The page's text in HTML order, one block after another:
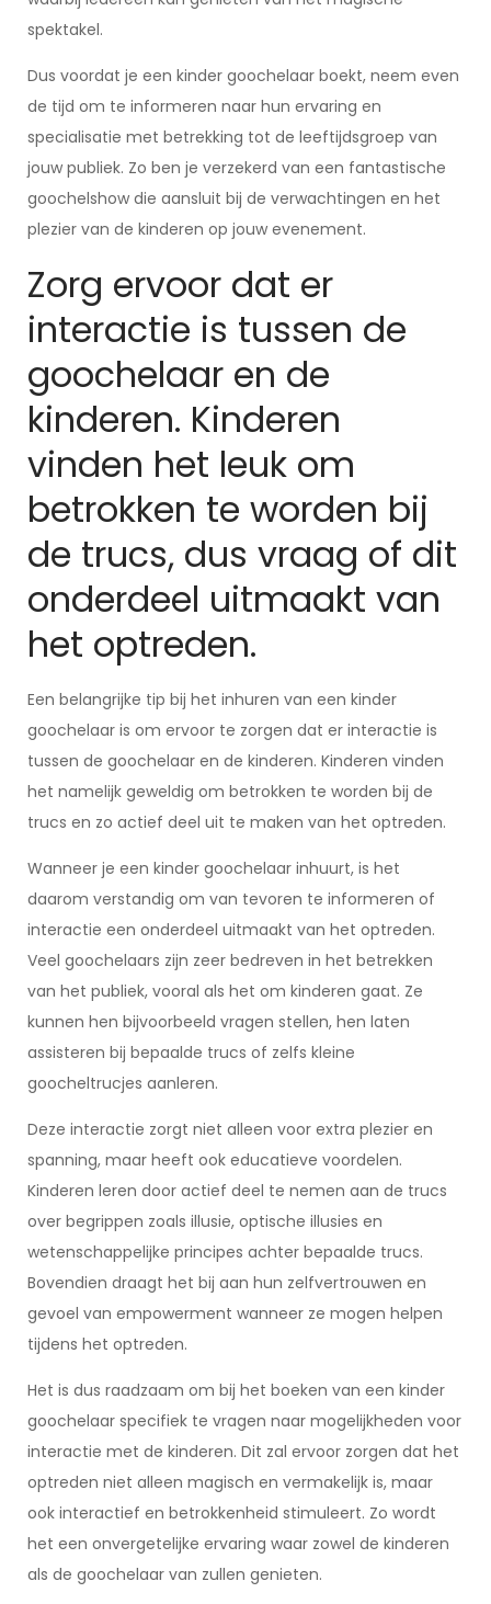
spektakel.
Dus voordat je een kinder goochelaar boekt, neem even
de tijd om te informeren naar hun ervaring en
specialisatie met betrekking tot de leeftijdsgroep van
jouw publiek. Zo ben je verzekerd van een fantastische
goochelshow die aansluit bij de verwachtingen en het
plezier van de kinderen op jouw evenement.
Zorg ervoor dat er
interactie is tussen de
goochelaar en de
kinderen. Kinderen
vinden het leuk om
betrokken te worden bij
de trucs, dus vraag of dit
onderdeel uitmaakt van
het optreden.
Een belangrijke tip bij het inhuren van een kinder
goochelaar is om ervoor te zorgen dat er interactie is
tussen de goochelaar en de kinderen. Kinderen vinden
het namelijk geweldig om betrokken te worden bij de
trucs en zo actief deel uit te maken van het optreden.
Wanneer je een kinder goochelaar inhuurt, is het
daarom verstandig om van tevoren te informeren of
interactie een onderdeel uitmaakt van het optreden.
Veel goochelaars zijn zeer bedreven in het betrekken
van het publiek, vooral als het om kinderen gaat. Ze
kunnen hen bijvoorbeeld vragen stellen, hen laten
assisteren bij bepaalde trucs of zelfs kleine
goocheltrucjes aanleren.
Deze interactie zorgt niet alleen voor extra plezier en
spanning, maar heeft ook educatieve voordelen.
Kinderen leren door actief deel te nemen aan de trucs
over begrippen zoals illusie, optische illusies en
wetenschappelijke principes achter bepaalde trucs.
Bovendien draagt het bij aan hun zelfvertrouwen en
gevoel van empowerment wanneer ze mogen helpen
tijdens het optreden.
Het is dus raadzaam om bij het boeken van een kinder
goochelaar specifiek te vragen naar mogelijkheden voor
interactie met de kinderen. Dit zal ervoor zorgen dat het
optreden niet alleen magisch en vermakelijk is, maar
ook interactief en betrokkenheid stimuleert. Zo wordt
het een onvergetelijke ervaring waar zowel de kinderen
als de goochelaar van zullen genieten.